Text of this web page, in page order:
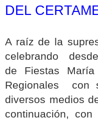
DEL
A raíz de la
celebrando
de Fiestas
Regionales con
diversos medios
continuación,